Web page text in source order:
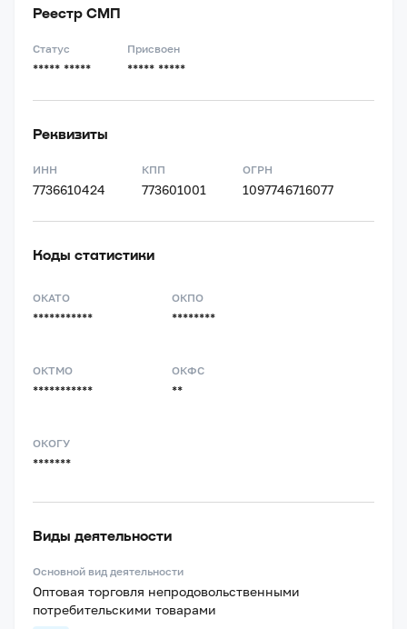
Реестр СМП
Статус
***** *****
Присвоен
***** *****
Реквизиты
ИНН
7736610424
КПП
773601001
ОГРН
1097746716077
Коды статистики
ОКАТО
***********
ОКПО
********
ОКТМО
***********
ОКФС
**
ОКОГУ
*******
Виды деятельности
Основной вид деятельности
Оптовая торговля непродовольственными
потребительскими товарами